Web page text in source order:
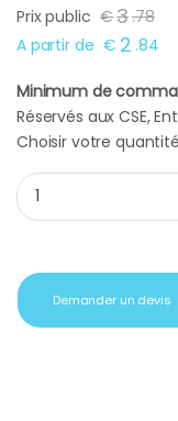
Prix public €3.78
A partir de € 2 .84
Minimum de
Réservés aux CSE,
Choisir votre
Cadeau client
Demander un devis